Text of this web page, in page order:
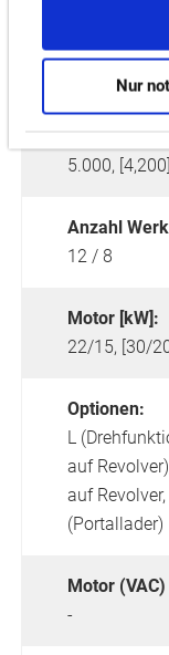
Nur
Max.
350, 600,
5.000,
Anzahl
12 / 8
Motor [kW]:
22/15, [30/
Optionen:
L
auf
auf
(Portallader)
Motor (VAC)
-